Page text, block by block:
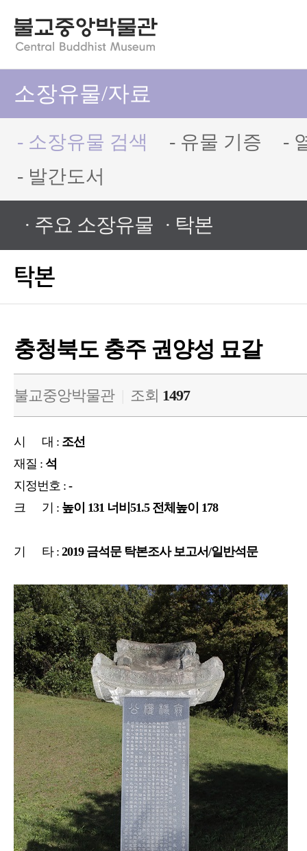
소장유물/자료
- 소장유물 검색 - 유물 기증
-
- 발간도서
· 주요 소장유물 · 탁본
탁본
충청북도 충주 권양성 묘갈
불교중앙박물관 조회 1497
시 대 : 조선
재질 : 석
지정번호 : -
크 기 : 높이 131 너비51.5 전체높이 178
기 타 : 2019 금석문 탁본조사 보고서/일반석문